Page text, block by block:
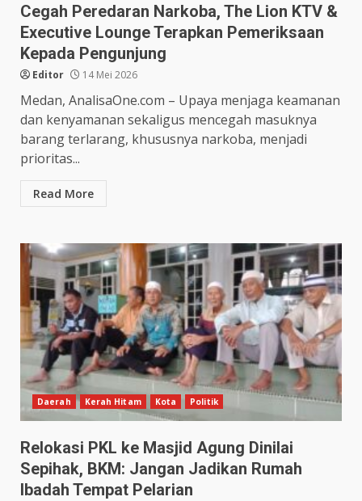
Cegah Peredaran Narkoba, The Lion KTV &
Executive Lounge Terapkan Pemeriksaan
Kepada Pengunjung
Editor 14 Mei 2026
Medan, AnalisaOne.com – Upaya menjaga keamanan
dan kenyamanan sekaligus mencegah masuknya
barang terlarang, khususnya narkoba, menjadi
prioritas...
Read More
Daerah Kerah Hitam Kota Politik
Relokasi PKL ke Masjid Agung Dinilai
Sepihak, BKM: Jangan Jadikan Rumah
Ibadah Tempat Pelarian